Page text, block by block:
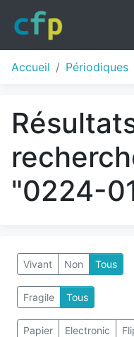
Accueil Périodiques
"0224-
Vivant Non Tous
Fragile Tous
Papier Electronic